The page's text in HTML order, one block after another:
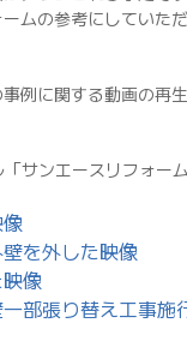
ムの参考にしていた
例に関する動画の再
サンエースリフォー
を外した映像
像
部張り替え工事施